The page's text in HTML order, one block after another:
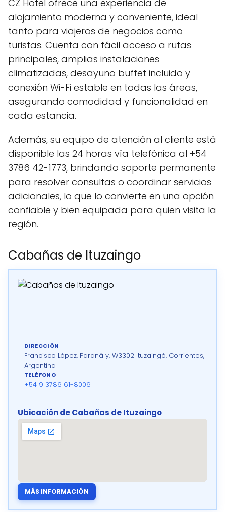
CZ Hotel ofrece una experiencia de
alojamiento moderna y conveniente, ideal
tanto para viajeros de negocios como
turistas. Cuenta con fácil acceso a rutas
principales, amplias instalaciones
climatizadas, desayuno buffet incluido y
conexión Wi-Fi estable en todas las áreas,
asegurando comodidad y funcionalidad en
cada estancia.
Además, su equipo de atención al cliente está
disponible las 24 horas vía telefónica al +54
3786 42-1773, brindando soporte permanente
para resolver consultas o coordinar servicios
adicionales, lo que lo convierte en una opción
confiable y bien equipada para quien visita la
región.
Cabañas de Ituzaingo
DIRECCIÓN
Francisco López, Paraná y, W3302 Ituzaingó, Corrientes,
Argentina
TELÉFONO
+54 9 3786 61-8006
Ubicación de Cabañas de Ituzaingo
MÁS INFORMACIÓN